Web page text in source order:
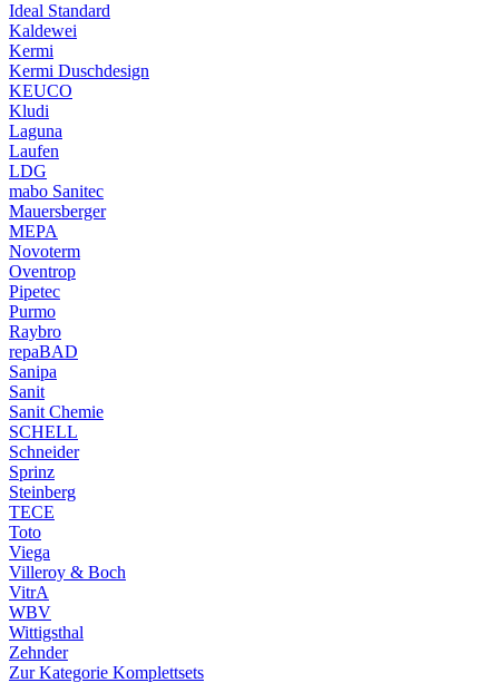
Ideal Standard
Kaldewei
Kermi
Kermi Duschdesign
KEUCO
Kludi
Laguna
Laufen
LDG
mabo Sanitec
Mauersberger
MEPA
Novoterm
Oventrop
Pipetec
Purmo
Raybro
repaBAD
Sanipa
Sanit
Sanit Chemie
SCHELL
Schneider
Sprinz
Steinberg
TECE
Toto
Viega
Villeroy & Boch
VitrA
WBV
Wittigsthal
Zehnder
Zur Kategorie Komplettsets